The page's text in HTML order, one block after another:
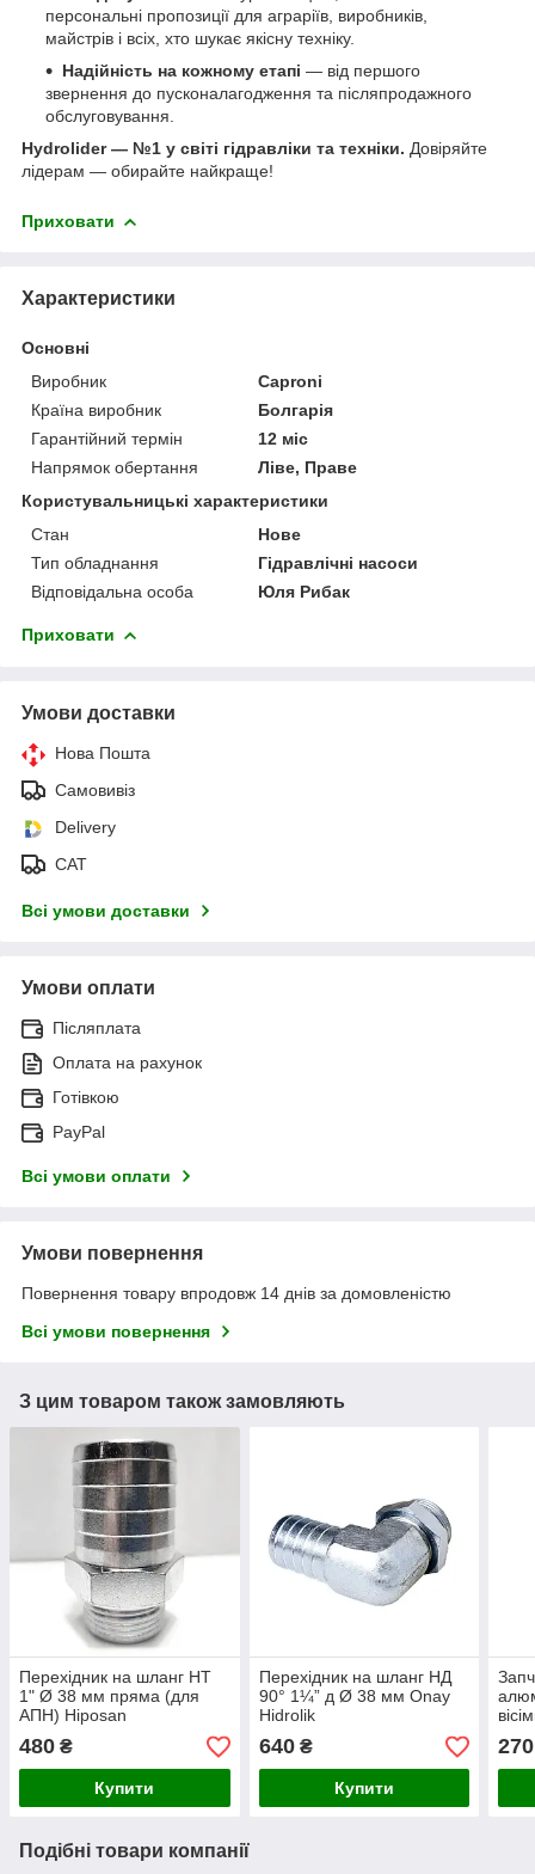
персональні пропозиції для аграріїв, виробників,
майстрів і всіх, хто шукає якісну техніку.
Надійність на кожному етапі — від першого
звернення до пусконалагодження та післяпродажного
обслуговування.
Hydrolider — №1 у світі гідравліки та техніки. Довіряйте
лідерам — обирайте найкраще!
Приховати
Характеристики
Основні
Виробник
Caproni
Країна виробник
Болгарія
Гарантійний термін
12 міс
Напрямок обертання
Ліве, Праве
Користувальницькі характеристики
Стан
Нове
Тип обладнання
Гідравлічні насоси
Відповідальна особа
Юля Рибак
Приховати
Умови доставки
Нова Пошта
Самовивіз
Delivery
САТ
Всі умови доставки
Умови оплати
Післяплата
Оплата на рахунок
Готівкою
PayPal
Всі умови оплати
Умови повернення
Повернення товару впродовж 14 днів за домовленістю
Всі умови повернення
З цим товаром також замовляють
Перехідник на шланг НТ
1" Ø 38 мм пряма (для
АПН) Hiposan
480 ₴
Купити
Перехідник на шланг НД
90° 1¼” д Ø 38 мм Onay
Hidrolik
640₴
Купити
270
Подібні товари компанії